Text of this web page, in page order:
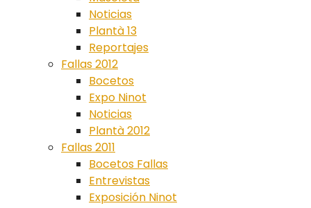
Noticias
Plantà 13
Reportajes
Fallas 2012
Bocetos
Expo Ninot
Noticias
Plantà 2012
Fallas 2011
Bocetos Fallas
Entrevistas
Exposición Ninot